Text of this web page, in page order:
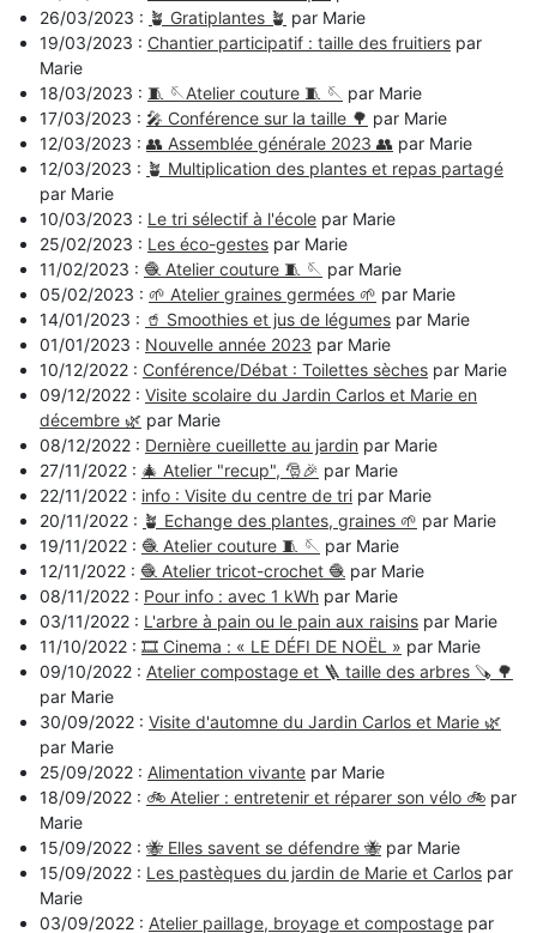
26/03/2023 : 🪴 Gratiplantes 🪴 par Marie
19/03/2023 : Chantier participatif : taille des fruitiers par
Marie
18/03/2023 : 🧵 🪡Atelier couture 🧵 🪡 par Marie
17/03/2023 : 🎤 Conférence sur la taille 🌳 par Marie
12/03/2023 : 👥 Assemblée générale 2023 👥 par Marie
12/03/2023 : 🪴 Multiplication des plantes et repas partagé
par Marie
10/03/2023 : Le tri sélectif à l'école par Marie
25/02/2023 : Les éco-gestes par Marie
11/02/2023 : 🧶 Atelier couture 🧵 🪡 par Marie
05/02/2023 : 🌱 Atelier graines germées 🌱 par Marie
14/01/2023 : 🥤 Smoothies et jus de légumes par Marie
01/01/2023 : Nouvelle année 2023 par Marie
10/12/2022 : Conférence/Débat : Toilettes sèches par Marie
09/12/2022 : Visite scolaire du Jardin Carlos et Marie en
décembre 🌿 par Marie
08/12/2022 : Dernière cueillette au jardin par Marie
27/11/2022 : 🎄 Atelier "recup", 🎅🎉 par Marie
22/11/2022 : info : Visite du centre de tri par Marie
20/11/2022 : 🪴 Echange des plantes, graines 🌱 par Marie
19/11/2022 : 🧶 Atelier couture 🧵 🪡 par Marie
12/11/2022 : 🧶 Atelier tricot-crochet 🧶 par Marie
08/11/2022 : Pour info : avec 1 kWh par Marie
03/11/2022 : L'arbre à pain ou le pain aux raisins par Marie
11/10/2022 : 🎞️ Cinema : « LE DÉFI DE NOËL » par Marie
09/10/2022 : Atelier compostage et 🪜 taille des arbres 🪚 🌳
par Marie
30/09/2022 : Visite d'automne du Jardin Carlos et Marie 🌿
par Marie
25/09/2022 : Alimentation vivante par Marie
18/09/2022 : 🚲 Atelier : entretenir et réparer son vélo 🚲 par
Marie
15/09/2022 : 🐝 Elles savent se défendre 🐝 par Marie
15/09/2022 : Les pastèques du jardin de Marie et Carlos par
Marie
03/09/2022 : Atelier paillage, broyage et compostage par